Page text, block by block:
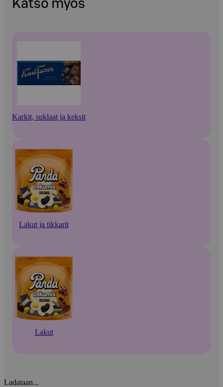
Katso myös
Karkit, suklaat ja keksit
Lakut ja tikkarit
Lakut
Ladataan...